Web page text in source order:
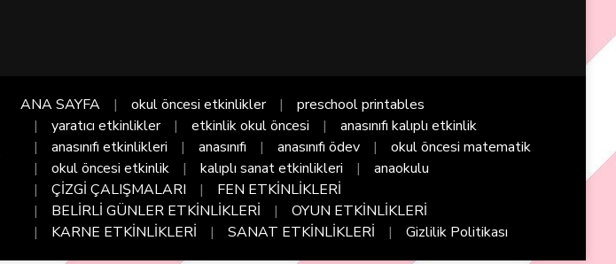
ANA SAYFA okul öncesi etkinlikler
preschool printables
yaratıcı etkinlikler
etkinlik okul öncesi
anasınıfı kalıplı etkinlik
anasınıfı etkinlikleri
anasınıfı anasınıfı ödev
okul öncesi matematik
okul öncesi etkinlik
kalıplı sanat etkinlikleri
anaokulu
ÇİZGİ ÇALIŞMALARI
FEN ETKİNLİKLERİ
BELİRLİ GÜNLER ETKİNLİKLERİ
OYUN ETKİNLİKLERİ
KARNE ETKİNLİKLERİ
SANAT ETKİNLİKLERİ Gizlilik Politikası